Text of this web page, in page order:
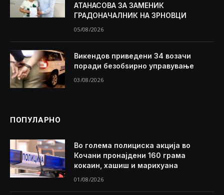
АТАНАСОВА ЗА ЗАМЕНИК
ГРАДОНАЧАЛНИК НА ЗРНОВЦИ
05/08/2026
Викендов приведени 34 возачи
поради безобѕирно управување
03/08/2026
ПОПУЛАРНО
Во голема полициска акција во
Кочани пронајдени 160 грама
кокаин, хашиш и марихуана
01/08/2026